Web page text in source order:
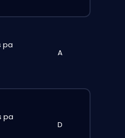
pa
A
pa
D